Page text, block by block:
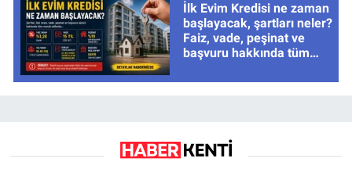
İlk Evim Kredisi ne zaman
başlayacak, şartları neler?
Faiz, vade, peşinat ve
başvuru hakkında tüm